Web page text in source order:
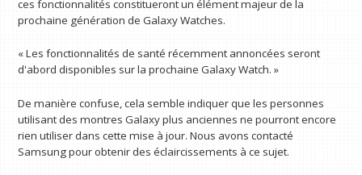
ces fonctionnalités constitueront un élément majeur de la
prochaine génération de Galaxy Watches.
« Les fonctionnalités de santé récemment annoncées seront
d'abord disponibles sur la prochaine Galaxy Watch. »
De manière confuse, cela semble indiquer que les personnes
utilisant des montres Galaxy plus anciennes ne pourront encore
rien utiliser dans cette mise à jour. Nous avons contacté
Samsung pour obtenir des éclaircissements à ce sujet.